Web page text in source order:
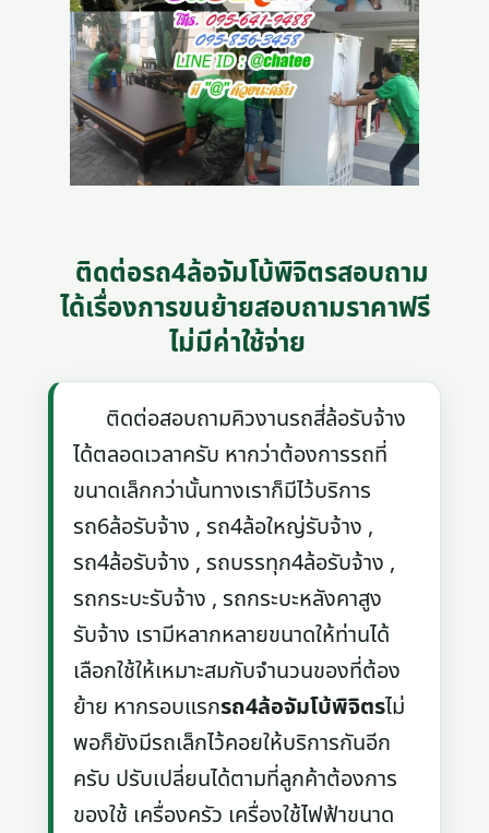
ติดต่อรถ4ล้อจัมโบ้พิจิตรสอบถาม
ได้เรื่องการขนย้ายสอบถามราคาฟรี
ไม่มีค่าใช้จ่าย
ติดต่อสอบถามคิวงานรถสี่ล้อรับจ้าง
ได้ตลอดเวลาครับ หากว่าต้องการรถที่
ขนาดเล็กกว่านั้นทางเราก็มีไว้บริการ
รถ6ล้อรับจ้าง , รถ4ล้อใหญ่รับจ้าง ,
รถ4ล้อรับจ้าง , รถบรรทุก4ล้อรับจ้าง ,
รถกระบะรับจ้าง , รถกระบะหลังคาสูง
รับจ้าง เรามีหลากหลายขนาดให้ท่านได้
เลือกใช้ให้เหมาะสมกับจำนวนของที่ต้อง
ย้าย หากรอบแรกรถ4ล้อจัมโบ้พิจิตรไม่
พอก็ยังมีรถเล็กไว้คอยให้บริการกันอีก
ครับ ปรับเปลี่ยนได้ตามที่ลูกค้าต้องการ
ของใช้ เครื่องครัว เครื่องใช้ไฟฟ้าขนาด